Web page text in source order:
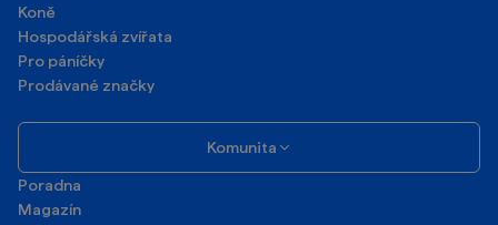
Koně
Hospodářská zvířata
Pro páníčky
Prodávané značky
Komunita
Poradna
Magazín